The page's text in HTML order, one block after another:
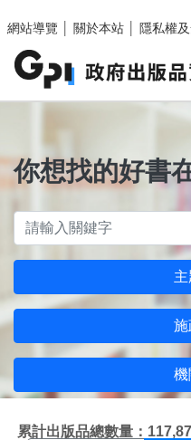
網站導覽
關於本站 隱私權
你想找的好書
施
機
累計出版品總數量：
施政搜尋